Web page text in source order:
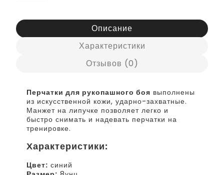
Описание
Характеристики
Отзывов (0)
Перчатки для рукопашного боя выполнены
из искусственной кожи, ударно-захватные.
Манжет на липучке позволяет легко и
быстро снимать и надевать перчатки на
тренировке.
Характеристики:
Цвет: синий